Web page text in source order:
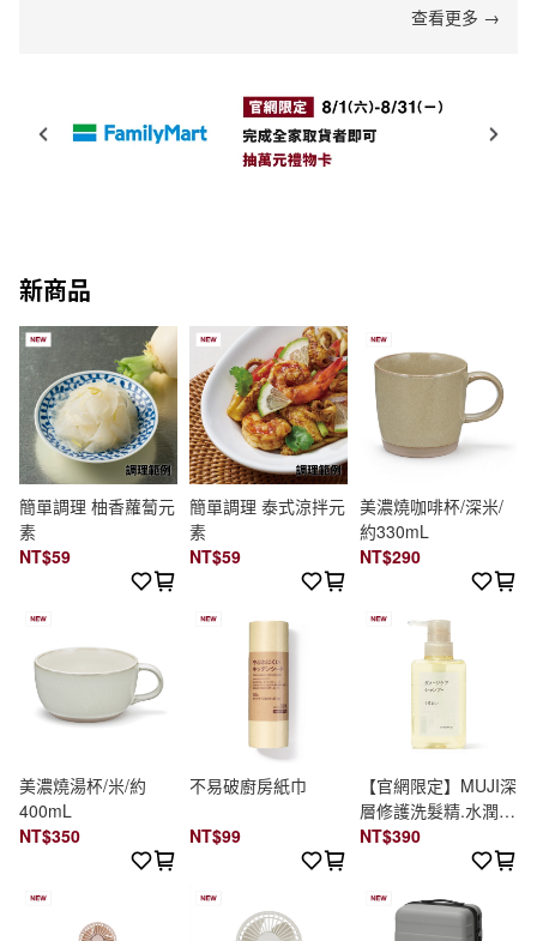
查看更多 →
新商品
簡單調理 柚香蘿蔔元
素
NT$59
簡單調理 泰式涼拌元
素
NT$59
美濃燒咖啡杯/深米/
約330mL
NT$290
美濃燒湯杯/米/約
400mL
NT$350
不易破廚房紙巾
NT$99
【官網限定】MUJI深
層修護洗髮精.水潤保
濕/400ml
NT$390